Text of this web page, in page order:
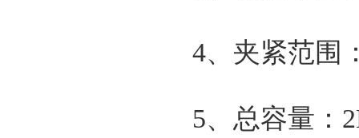
4、夹紧范围
5、总容量：